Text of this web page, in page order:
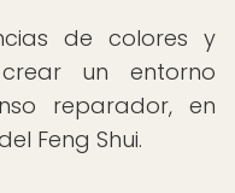
de colores y
un entorno
reparador, en
Feng Shui.